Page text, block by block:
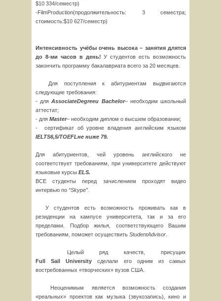
$10 334/семестр)
-FilmProduction(продолжительность: 3 семестра;
стоимость:$10 627/семестр)
Интенсивность учёбы очень высока – занятия длятся
до 8-ми часов в день! У студентов есть возможность
закончить программу бакалавриата всего за 20 месяцев.
Для поступления к абитуриентам выдвигаются
следующие требования:
- дляAssociateDegreeи Bachelor– необходим школьный
аттестат;
- для Master– необходим диплом о высшем образовании;
- сертификат об уровне владения английским языком
IELTS6,5/TOEFLне ниже 79.
Для абитуриентов, чей уровень английского не
соответствует требованиям, при университете действуют
языковые курсы ELS.
ВСЕ студенты перед зачислением проходят видео
интервью по “Skype”.
У студентов есть возможность проживать как в
резиденции на кампусе университета, так и за его
пределами. Подбор жилья, соответствующего Вашим
требованиям, поможет осуществить StudentAdvisor
Целый ряд качеств, присущих
FullSailUniversityсделали его одним из самых
востребованных «творческих» вузов США.
Неоценимым является возможность создания
«реальных» проектов как музыка (звукозапись), кино и